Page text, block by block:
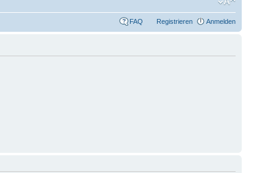
FAQ Registrieren Anmelden